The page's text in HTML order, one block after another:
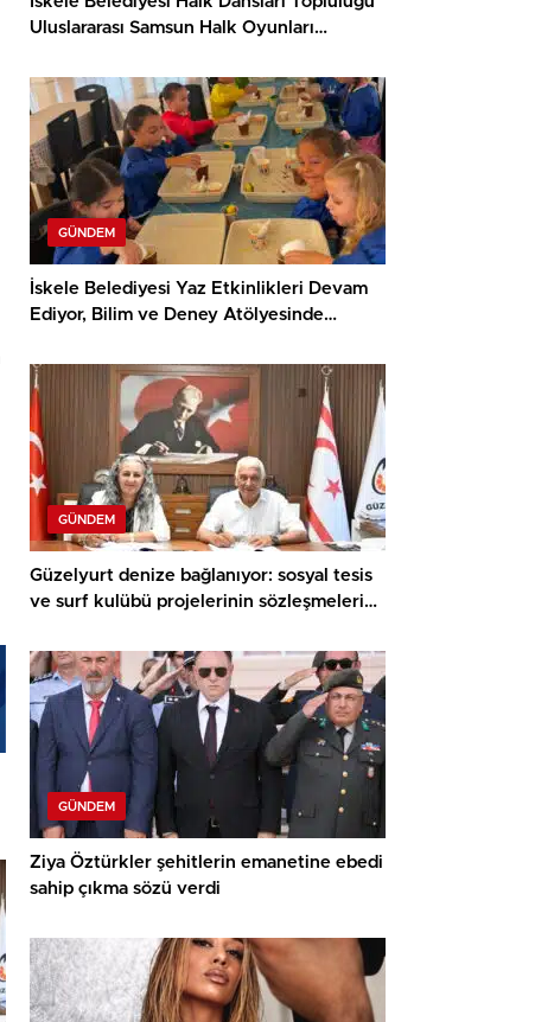
Uluslararası Samsun Halk Oyunları
Ediyor
GÜNDEM
İskele Belediyesi Yaz Etkinlikleri Devam
Ediyor, Bilim ve Deney Atölyesinde
GÜNDEM
Güzelyurt denize bağlanıyor: sosyal tesis
ve surf kulübü projelerinin sözleşmeleri
GÜNDEM
Ziya Öztürkler şehitlerin emanetine ebedi
sahip çıkma sözü verdi